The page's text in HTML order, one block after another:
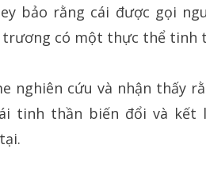
bảo rằng cái được gọi
trương có một thực thể tinh
nghiên cứu và nhận thấy
tinh thần biến đổi và kết